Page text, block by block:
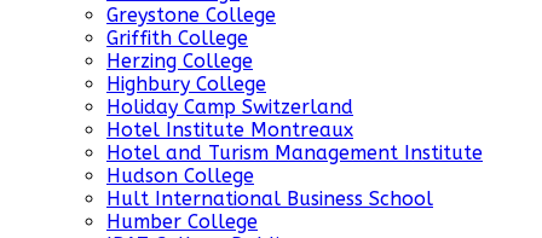
Greystone College
Griffith College
Herzing College
Highbury College
Holiday Camp Switzerland
Hotel Institute Montreaux
Hotel and Turism Management Institute
Hudson College
Hult International Business School
Humber College